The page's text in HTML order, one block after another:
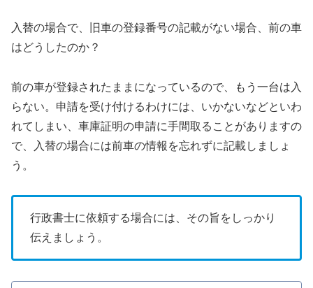
入替の場合で、旧車の登録番号の記載がない場合、前の車
はどうしたのか？
前の車が登録されたままになっているので、もう一台は入
らない。申請を受け付けるわけには、いかないなどといわ
れてしまい、車庫証明の申請に手間取ることがありますの
で、入替の場合には前車の情報を忘れずに記載しましょ
う。
行政書士に依頼する場合には、その旨をしっかり
伝えましょう。